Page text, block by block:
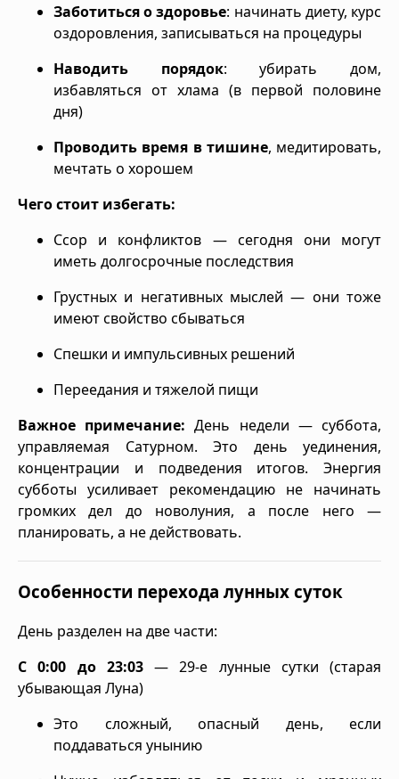
Заботиться о здоровье: начинать диету, курс
оздоровления, записываться на процедуры
Наводить порядок: убирать дом,
избавляться от хлама (в первой половине
дня)
Проводить время в тишине, медитировать,
мечтать о хорошем
Чего стоит избегать:
Ссор и конфликтов — сегодня они могут
иметь долгосрочные последствия
Грустных и негативных мыслей — они тоже
имеют свойство сбываться
Спешки и импульсивных решений
Переедания и тяжелой пищи
Важное примечание: День недели — суббота,
управляемая Сатурном. Это день уединения,
концентрации и подведения итогов. Энергия
субботы усиливает рекомендацию не начинать
громких дел до новолуния, а после него —
планировать, а не действовать.
Особенности перехода лунных суток
День разделен на две части:
С 0:00 до 23:03— 29-е лунные сутки (старая
убывающая Луна)
Это сложный, опасный день, если
поддаваться унынию